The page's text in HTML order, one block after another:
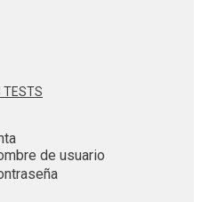
TESTS
de usuario